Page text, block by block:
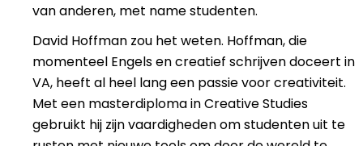
van anderen, met name studenten.
David Hoffman zou het weten. Hoffman, die
momenteel Engels en creatief schrijven doceert in
VA, heeft al heel lang een passie voor creativiteit.
Met een masterdiploma in Creative Studies
gebruikt hij zijn vaardigheden om studenten uit te